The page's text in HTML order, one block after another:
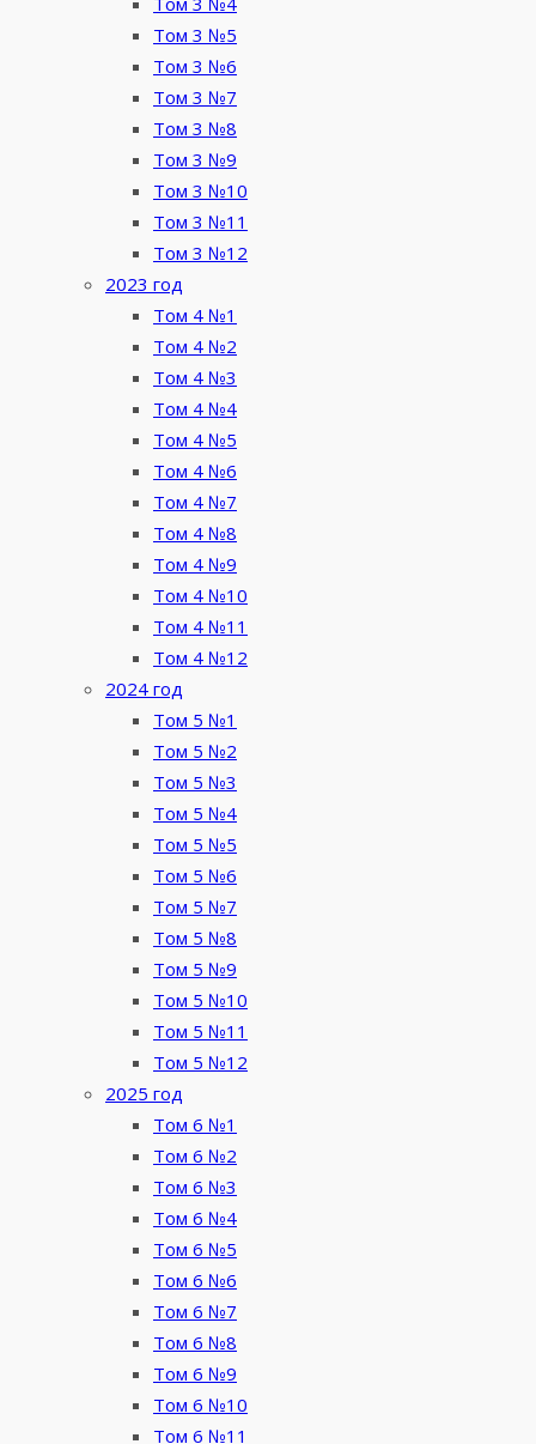
Том 3 №5
Том 3 №6
Том 3 №7
Том 3 №8
Том 3 №9
Том 3 №10
Том 3 №11
Том 3 №12
2023 год
Том 4 №1
Том 4 №2
Том 4 №3
Том 4 №4
Том 4 №5
Том 4 №6
Том 4 №7
Том 4 №8
Том 4 №9
Том 4 №10
Том 4 №11
Том 4 №12
2024 год
Том 5 №1
Том 5 №2
Том 5 №3
Том 5 №4
Том 5 №5
Том 5 №6
Том 5 №7
Том 5 №8
Том 5 №9
Том 5 №10
Том 5 №11
Том 5 №12
2025 год
Том 6 №1
Том 6 №2
Том 6 №3
Том 6 №4
Том 6 №5
Том 6 №6
Том 6 №7
Том 6 №8
Том 6 №9
Том 6 №10
Том 6 №11